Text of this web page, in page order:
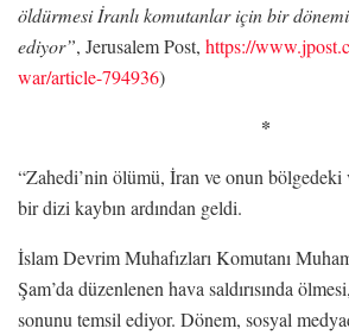
öldürmesi İranlı komutanlar için bir
ediyor”, Jerusalem Post, https://
war/article-794936)
*
“Zahedi’nin ölümü, İran ve onun bölgedeki
bir dizi kaybın ardından geldi.
İslam Devrim Muhafızları Komutanı
Şam’da düzenlenen hava saldırısında
sonunu temsil ediyor. Dönem, sosyal